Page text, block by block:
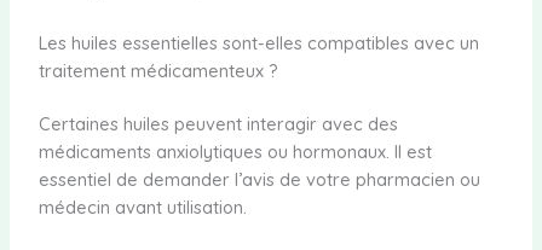
Les huiles essentielles sont-elles compatibles avec un
traitement médicamenteux ?
Certaines huiles peuvent interagir avec des
médicaments anxiolytiques ou hormonaux. Il est
essentiel de demander l’avis de votre pharmacien ou
médecin avant utilisation.